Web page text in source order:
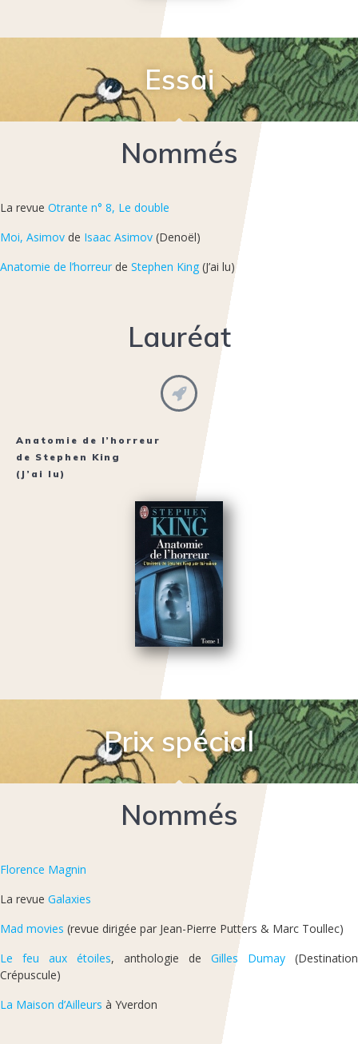
Essai
Nommés
La revue Otrante n° 8, Le double
Moi, Asimov de Isaac Asimov (Denoël)
Anatomie de l’horreur de Stephen King (J’ai lu)
Lauréat
Anatomie de l’horreur
de Stephen King
(J’ai lu)
Prix spécial
Nommés
Florence Magnin
La revue Galaxies
Mad movies (revue dirigée par Jean-Pierre Putters & Marc Toullec)
Le feu aux étoiles, anthologie de Gilles Dumay (Destination
Crépuscule)
La Maison d’Ailleurs à Yverdon